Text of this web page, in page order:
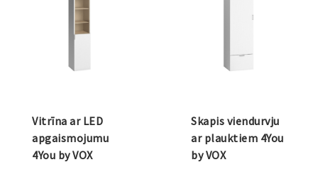
Vitrīna ar LED
apgaismojumu
4You by VOX
Skapis viendurvju
ar plauktiem 4You
by VOX